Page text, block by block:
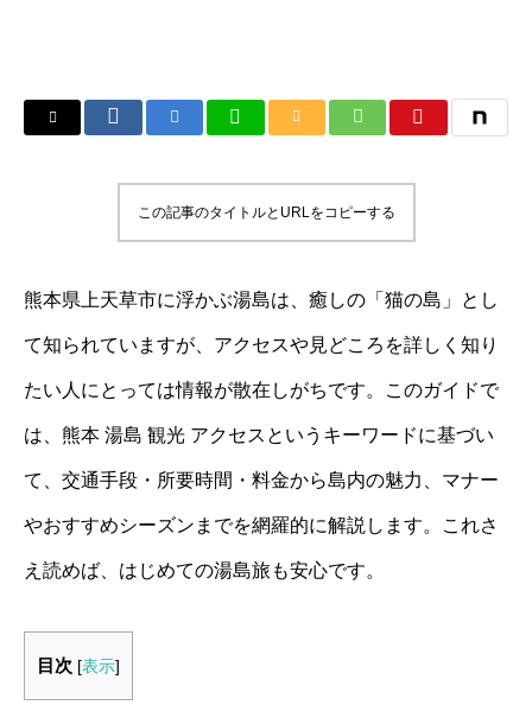
この記事のタイトルとURLをコピーする
熊本県上天草市に浮かぶ湯島は、癒しの「猫の島」とし
て知られていますが、アクセスや見どころを詳しく知り
たい人にとっては情報が散在しがちです。このガイドで
は、熊本 湯島 観光 アクセスというキーワードに基づい
て、交通手段・所要時間・料金から島内の魅力、マナー
やおすすめシーズンまでを網羅的に解説します。これさ
え読めば、はじめての湯島旅も安心です。
目次 [表示]